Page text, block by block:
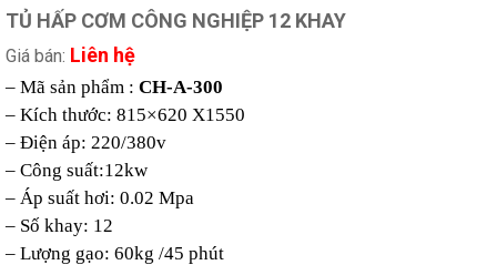
TỦ HẤP CƠM CÔNG NGHIỆP 12 KHAY
Giá bán: Liên hệ
– Mã sản phẩm : CH-A-300
– Kích thước: 815×620 X1550
– Điện áp: 220/380v
– Công suất:12kw
– Áp suất hơi: 0.02 Mpa
– Số khay: 12
– Lượng gạo: 60kg /45 phút